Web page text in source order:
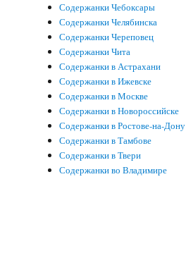
Содержанки Чебоксары
Содержанки Челябинска
Содержанки Череповец
Содержанки Чита
Содержанки в Астрахани
Содержанки в Ижевске
Содержанки в Москве
Содержанки в Новороссийске
Содержанки в Ростове-на-Дону
Содержанки в Тамбове
Содержанки в Твери
Содержанки во Владимире